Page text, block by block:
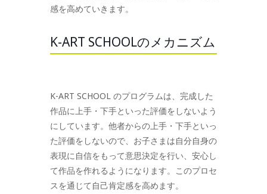
感を高めていきます。
K-ART SCHOOLのメカニズム
K-ART SCHOOL のプログラムは、完成した
作品に上手・下手といった評価をしないよう
にしています。他者からの上手・下手といっ
た評価をしないので、お子さまは自分自身の
表現に自信をもって意思決定を行い、安心し
て作品を作れるようになります。このプロセ
スを通じて自己肯定感を高めます。